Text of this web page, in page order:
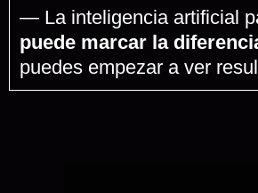
— La inteligencia artificial
puede marcar la
puedes empezar a ver